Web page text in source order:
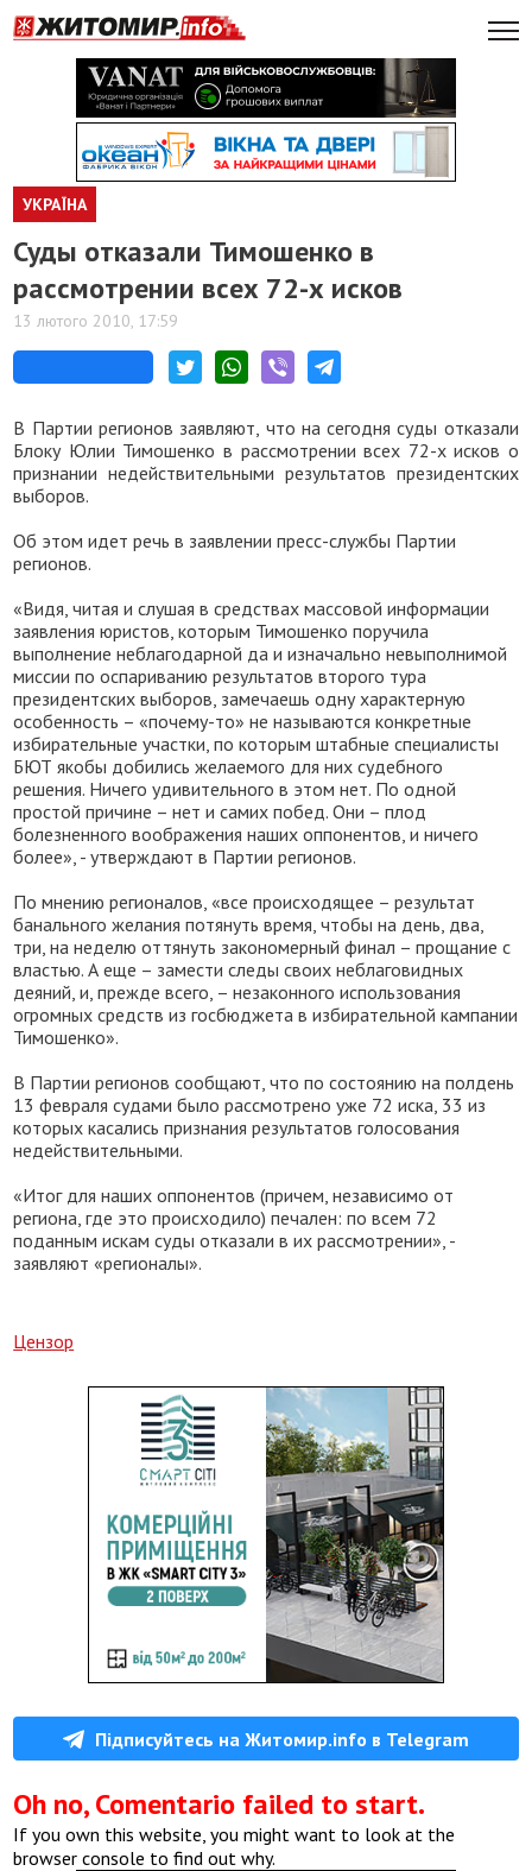
УКРАЇНА
Суды отказали Тимошенко в
рассмотрении всех 72-х исков
13 лютого 2010, 17:59
В Партии регионов заявляют, что на сегодня суды отказали
Блоку Юлии Тимошенко в рассмотрении всех 72-х исков о
признании недействительными результатов президентских
выборов.
Об этом идет речь в заявлении пресс-службы Партии
регионов.
«Видя, читая и слушая в средствах массовой информации
заявления юристов, которым Тимошенко поручила
выполнение неблагодарной да и изначально невыполнимой
миссии по оспариванию результатов второго тура
президентских выборов, замечаешь одну характерную
особенность – «почему-то» не называются конкретные
избирательные участки, по которым штабные специалисты
БЮТ якобы добились желаемого для них судебного
решения. Ничего удивительного в этом нет. По одной
простой причине – нет и самих побед. Они – плод
болезненного воображения наших оппонентов, и ничего
более», - утверждают в Партии регионов.
По мнению регионалов, «все происходящее – результат
банального желания потянуть время, чтобы на день, два,
три, на неделю оттянуть закономерный финал – прощание с
властью. А еще – замести следы своих неблаговидных
деяний, и, прежде всего, – незаконного использования
огромных средств из госбюджета в избирательной кампании
Тимошенко».
В Партии регионов сообщают, что по состоянию на полдень
13 февраля судами было рассмотрено уже 72 иска, 33 из
которых касались признания результатов голосования
недействительными.
«Итог для наших оппонентов (причем, независимо от
региона, где это происходило) печален: по всем 72
поданным искам суды отказали в их рассмотрении», -
заявляют «регионалы».
Цензор
Підписуйтесь на Житомир.info в Telegram
Oh no, Comentario failed to start.
If you own this website, you might want to look at the
browser console to find out why.